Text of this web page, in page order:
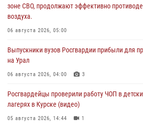
зоне СВО, продолжают эффективно
воздуха.
06 августа 2026, 05:00
Выпускники вузов Росгвардии прибыли для
на Урал
06 августа 2026, 04:00 3
Росгвардейцы проверили работу ЧОП в
лагерях в Курске (видео)
05 августа 2026, 14:44 1